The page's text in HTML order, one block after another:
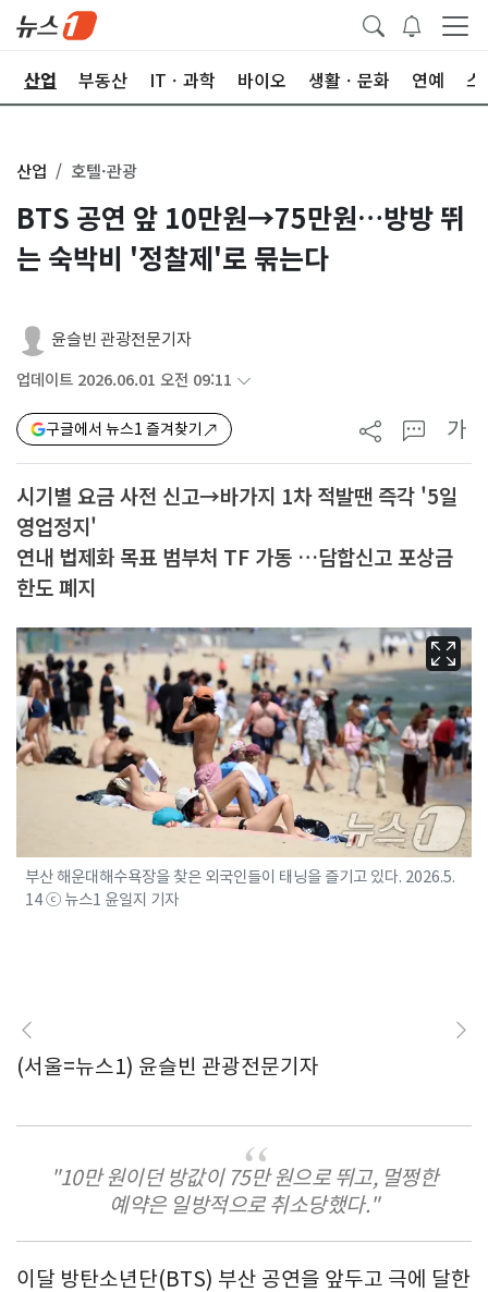
산업 부동산 ITㆍ과학 바이오 생활ㆍ문화 연예 스
산업 호텔·관광
BTS 공연 앞 10만원→75만원…방방 뛰
는 숙박비 '정찰제'로 묶는다
윤슬빈 관광전문기자
업데이트 2026.06.01 오전 09:11
구글에서 뉴스1 즐겨찾기 가
시기별 요금 사전 신고→바가지 1차 적발땐 즉각 '5일
영업정지'
연내 법제화 목표 범부처 TF 가동 …담합신고 포상금
한도 폐지
부산 해운대해수욕장을 찾은 외국인들이 태닝을 즐기고 있다. 2026.5.
14 ⓒ 뉴스1 윤일지 기자
(서울=뉴스1) 윤슬빈 관광전문기자
"10만 원이던 방값이 75만 원으로 뛰고, 멀쩡한
예약은 일방적으로 취소당했다."
이달 방탄소년단(BTS) 부산 공연을 앞두고 극에 달한